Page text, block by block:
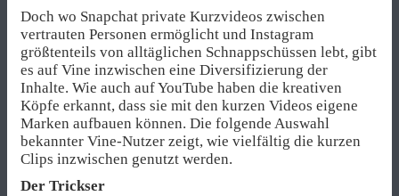
Doch wo Snapchat private Kurzvideos zwischen
vertrauten Personen ermöglicht und Instagram
größtenteils von alltäglichen Schnappschüssen lebt, gibt
es auf Vine inzwischen eine Diversifizierung der
Inhalte. Wie auch auf YouTube haben die kreativen
Köpfe erkannt, dass sie mit den kurzen Videos eigene
Marken aufbauen können. Die folgende Auswahl
bekannter Vine-Nutzer zeigt, wie vielfältig die kurzen
Clips inzwischen genutzt werden.
Der Trickser